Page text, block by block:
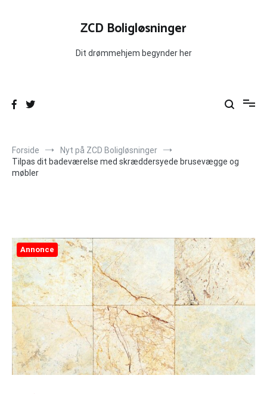
ZCD Boligløsninger
Dit drømmehjem begynder her
Forside
Nyt på ZCD Boligløsninger
Tilpas dit badeværelse med skræddersyede brusevægge og
møbler
Annonce